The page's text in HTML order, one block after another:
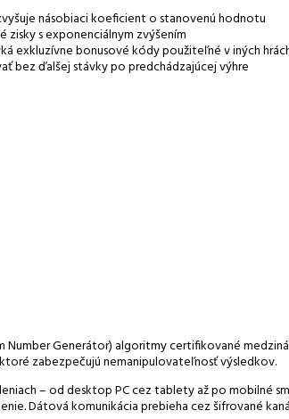
násobiaci koeficient o stanovenú hodnotu
zisky s exponenciálnym zvýšením
exkluzívne bonusové kódy použiteľné v iných
bez ďalšej stávky po predchádzajúcej výhre
Generátor) algoritmy certifikované
zabezpečujú nemanipulovateľnosť výsledkov.
– od desktop PC cez tablety až po
Dátová komunikácia prebieha cez šifrované